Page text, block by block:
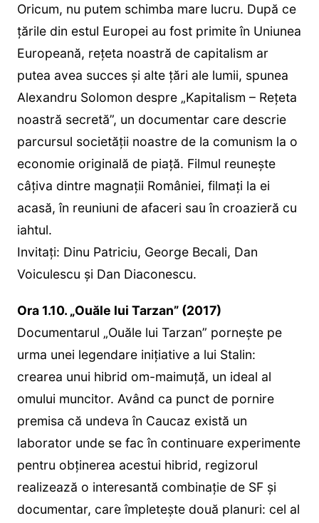
Oricum, nu putem schimba mare lucru. După ce
ţările din estul Europei au fost primite în Uniunea
Europeană, reţeta noastră de capitalism ar
putea avea succes şi alte ţări ale lumii, spunea
Alexandru Solomon despre „Kapitalism – Reţeta
noastră secretă”, un documentar care descrie
parcursul societăţii noastre de la comunism la o
economie originală de piaţă. Filmul reuneşte
câţiva dintre magnaţii României, filmaţi la ei
acasă, în reuniuni de afaceri sau în croazieră cu
iahtul.
Invitaţi: Dinu Patriciu, George Becali, Dan
Voiculescu şi Dan Diaconescu.
Ora 1.10. „Ouăle lui Tarzan” (2017)
Documentarul „Ouăle lui Tarzan” pornește pe
urma unei legendare inițiative a lui Stalin:
crearea unui hibrid om-maimuță, un ideal al
omului muncitor. Având ca punct de pornire
premisa că undeva în Caucaz există un
laborator unde se fac în continuare experimente
pentru obținerea acestui hibrid, regizorul
realizează o interesantă combinație de SF și
documentar, care împleteşte două planuri: cel al